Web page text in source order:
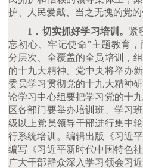
护、人民爱戴、当之无愧的党的
1．切实抓好学习培训。 紧
忘初心、牢记使命”主题教育，
分层次、全覆盖的全员培训，
的十九大精神。党中央将举办
委员学习贯彻党的十九大精神
论学习中心组要把学习党的十
区各部门要举办培训班、学习
级以上党员领导干部进行集中
行系统培训。编辑出版《习近
编写《习近平新时代中国特色
广大干部群众深入学习领会习